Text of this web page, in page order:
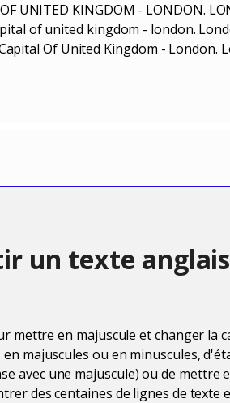
UNITED KINGDOM - LONDON.
of united kingdom - london.
Of United Kingdom - London.
un texte anglais
en majuscule et changer la
majuscules ou en minuscules,
avec une majuscule) ou de mettre
des centaines de lignes de texte